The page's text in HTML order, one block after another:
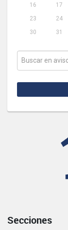
16
17
23
24
30
31
Secciones